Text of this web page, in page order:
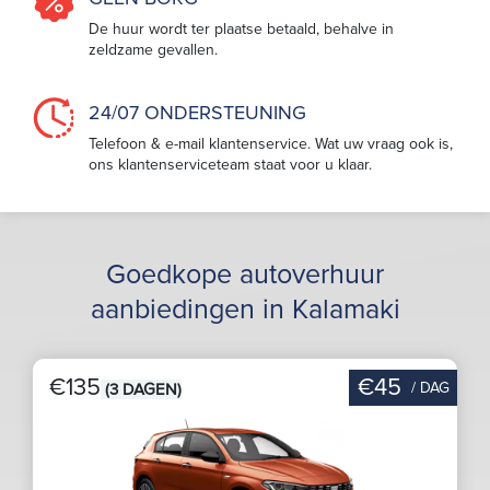
De huur wordt ter plaatse betaald, behalve in
zeldzame gevallen.
24/07 ONDERSTEUNING
Telefoon & e-mail klantenservice. Wat uw vraag ook is,
ons klantenserviceteam staat voor u klaar.
Goedkope autoverhuur
aanbiedingen in Kalamaki
€135 (3 DAGEN) €45 / DAG